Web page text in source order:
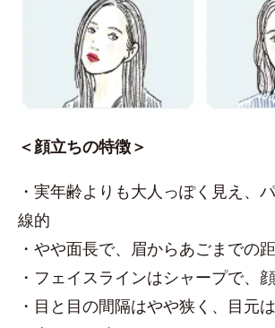
＜顔立ちの特徴＞
・実年齢よりも大人っぽく見え、
線的
・やや面長で、眉からあごまでの
・フェイスラインはシャープで、
・目と目の間隔はやや狭く、目元